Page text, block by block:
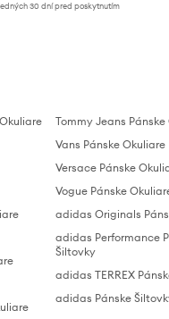
30 dní pred poskytnutím
Tommy Jeans
Vans Pánske Okuliare
Versace Pánske
Vogue Pánske
adidas Originals
adidas Performance
Šiltovky
adidas TERREX
adidas Pánske